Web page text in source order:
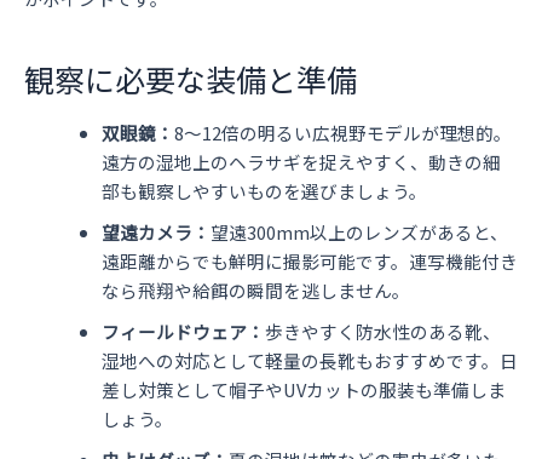
観察に必要な装備と準備
双眼鏡： 8〜12倍の明るい広視野モデルが理想的。
遠方の湿地上のヘラサギを捉えやすく、動きの細
部も観察しやすいものを選びましょう。
望遠カメラ： 望遠300mm以上のレンズがあると、
遠距離からでも鮮明に撮影可能です。連写機能付き
なら飛翔や給餌の瞬間を逃しません。
フィールドウェア： 歩きやすく防水性のある靴、
湿地への対応として軽量の長靴もおすすめです。日
差し対策として帽子やUVカットの服装も準備しま
しょう。